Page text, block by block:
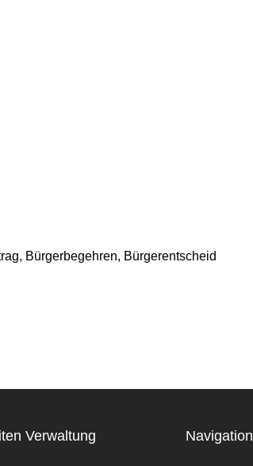
Bürgerbegehren, Bürgerentscheid
Verwaltung Navigation